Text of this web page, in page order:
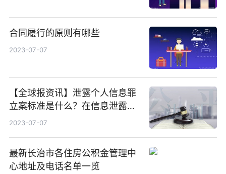
合同履行的原则有哪些
2023-07-07
【全球报资讯】泄露个人信息罪
立案标准是什么？在信息泄露之
后很容易收到各种各种的邮件
2023-07-07
最新长治市各住房公积金管理中
心地址及电话名单一览